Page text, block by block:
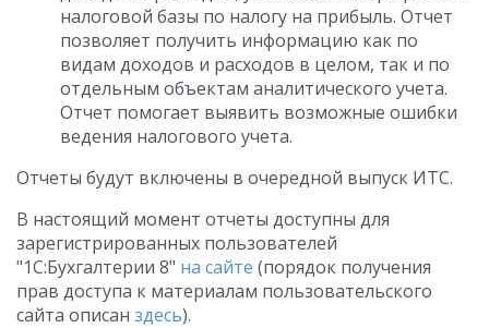
налоговой базы по налогу на прибыль. Отчет
позволяет получить информацию как по
видам доходов и расходов в целом, так и по
отдельным объектам аналитического учета.
Отчет помогает выявить возможные ошибки
ведения налогового учета.
Отчеты будут включены в очередной выпуск ИТС.
В настоящий момент отчеты доступны для
зарегистрированных пользователей
"1С:Бухгалтерии 8" на сайте (порядок получения
прав доступа к материалам пользовательского
сайта описан здесь).